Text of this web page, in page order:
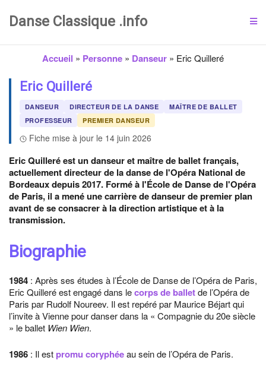
Danse Classique .info
Accueil » Personne » Danseur » Eric Quilleré
Eric Quilleré
DANSEUR DIRECTEUR DE LA DANSE
MAÎTRE DE BALLET
PROFESSEUR
PREMIER DANSEUR
Fiche mise à jour le 14 juin 2026
Eric Quilleré est un danseur et maître de ballet français,
actuellement directeur de la danse de l'Opéra National de
Bordeaux depuis 2017. Formé à l'École de Danse de l'Opéra
de Paris, il a mené une carrière de danseur de premier plan
avant de se consacrer à la direction artistique et à la
transmission.
Biographie
1984 : Après ses études à l’École de Danse de l’Opéra de Paris,
Eric Quilleré est engagé dans lecorps de balletde l’Opéra de
Paris par Rudolf Noureev. Il est repéré par Maurice Béjart qui
l’invite à Vienne pour danser dans la « Compagnie du 20e siècle
» le ballet Wien Wien.
1986 : Il est promu coryphéeau sein de l’Opéra de Paris.